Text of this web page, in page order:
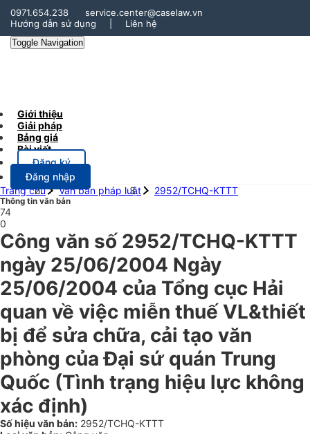
0971.654.238
service.center@caselaw.vn
Hướng dẫn sử dụng
Liên hệ
Toggle Navigation
Giới thiệu
Giải pháp
Bảng giá
Bài viết
Đăng ký
Đăng nhập
Trang chủ
Văn bản pháp luật 2952/TCHQ-KTTT
Thông tin văn bản
74
0
Công văn số 2952/TCHQ-KTTT
ngày 25/06/2004 Ngày
25/06/2004 của Tổng cục Hải
quan về việc miễn thuế VL&thiết
bị để sửa chữa, cải tạo văn
phòng của Đại sứ quán Trung
Quốc (Tình trạng hiệu lực không
xác định)
Số hiệu văn bản: 2952/TCHQ-KTTT